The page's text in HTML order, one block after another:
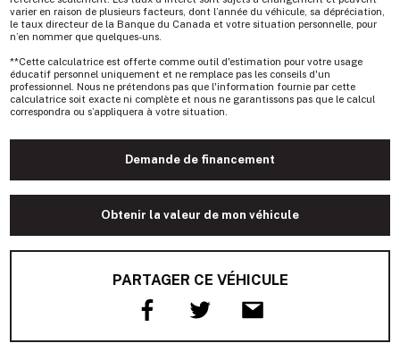
varier en raison de plusieurs facteurs, dont l’année du véhicule, sa dépréciation,
le taux directeur de la Banque du Canada et votre situation personnelle, pour
n’en nommer que quelques-uns.
**Cette calculatrice est offerte comme outil d'estimation pour votre usage
éducatif personnel uniquement et ne remplace pas les conseils d'un
professionnel. Nous ne prétendons pas que l'information fournie par cette
calculatrice soit exacte ni complète et nous ne garantissons pas que le calcul
correspondra ou s’appliquera à votre situation.
Demande de financement
Obtenir la valeur de mon véhicule
PARTAGER CE VÉHICULE